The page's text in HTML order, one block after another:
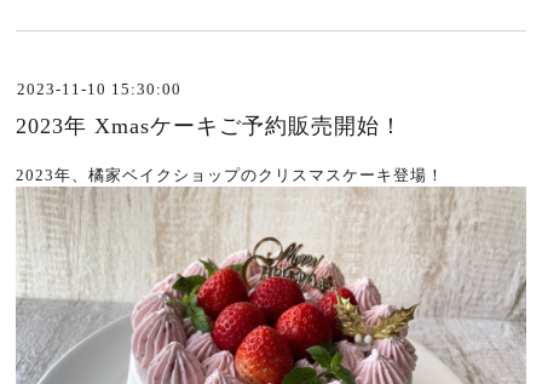
2023-11-10 15:30:00
2023年 Xmasケーキご予約販売開始！
2023年、橘家ベイクショップのクリスマスケーキ登場！